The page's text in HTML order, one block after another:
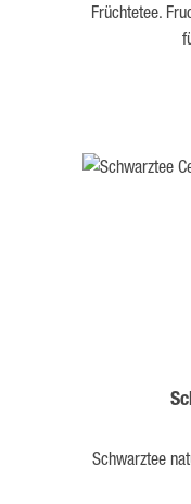
Früchtetee.
Schwarztee